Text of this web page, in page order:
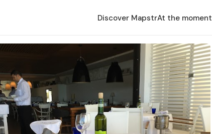
Discover MapstrAt the moment